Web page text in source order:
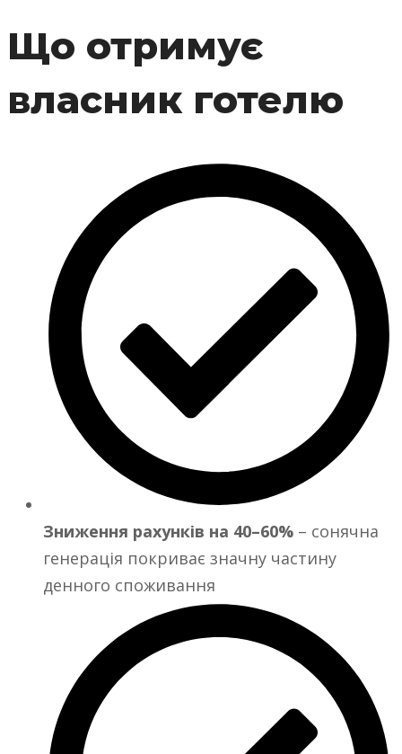
Що отримує
власник готелю
Зниження рахунків на 40–60% – сонячна
генерація покриває значну частину
денного споживання